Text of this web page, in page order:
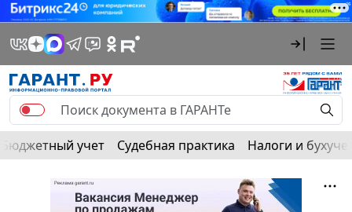
Бюджетный учет Судебная практика Налоги и